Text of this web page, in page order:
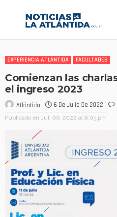
EXPERIENCIA ATLÁNTIDA FACULTADES
Comienzan las
el ingreso 2023
Atlántida 6 De Julio De 2022
Publicado en Jul. 06, 2022 at 8:05 pm